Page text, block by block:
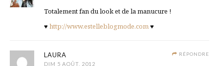
Totalement fan du look et de la manucure !
♥ http://www.estelleblogmode.com♥
RÉPONDRE
LAURA
DIM 5 AOÛT, 2012